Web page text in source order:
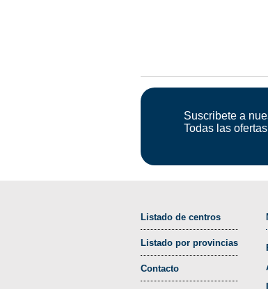
Suscribete a
Todas las
Listado de centros
Listado por provincias
Contacto